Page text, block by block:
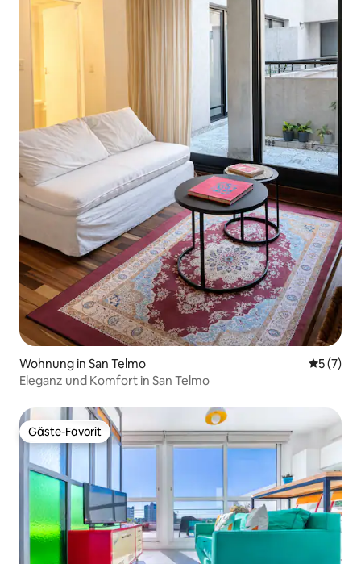
Wohnung in San Telmo
5 (7)
Eleganz und Komfort in San Telmo
Gäste-Favorit
Gäste-Favorit